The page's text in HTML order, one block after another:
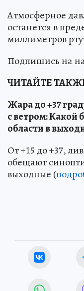
Атмосферное
останется в
миллиметров
Подпишись на
ЧИТАЙТЕ
Жара до +37
с ветром: Какой
области в
От +15 до +37,
обещают
выходные (